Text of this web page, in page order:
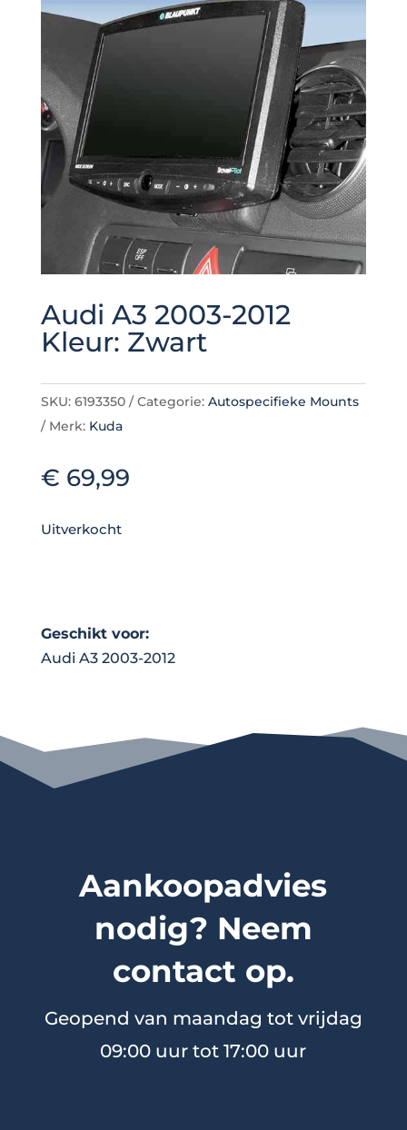
Audi A3 2003-2012
Kleur: Zwart
SKU: 6193350 Categorie: Autospecifieke Mounts
Merk: Kuda
€ 69,99
Uitverkocht
Geschikt voor:
Audi A3 2003-2012
Aankoopadvies
nodig? Neem
contact op.
Geopend van maandag tot vrijdag
09:00 uur tot 17:00 uur